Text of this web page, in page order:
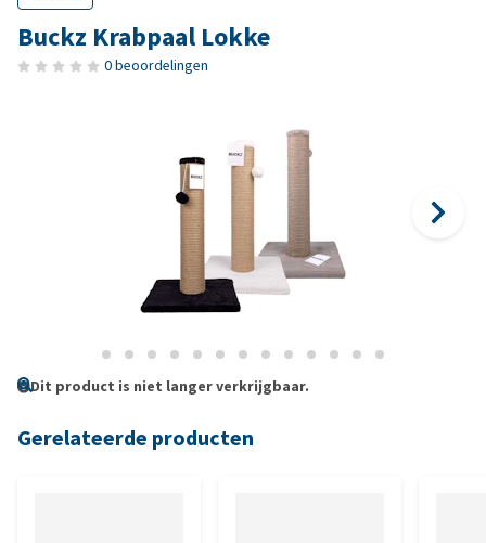
Buckz Krabpaal Lokke
0 beoordelingen
Dit product is niet langer verkrijgbaar.
Gerelateerde producten